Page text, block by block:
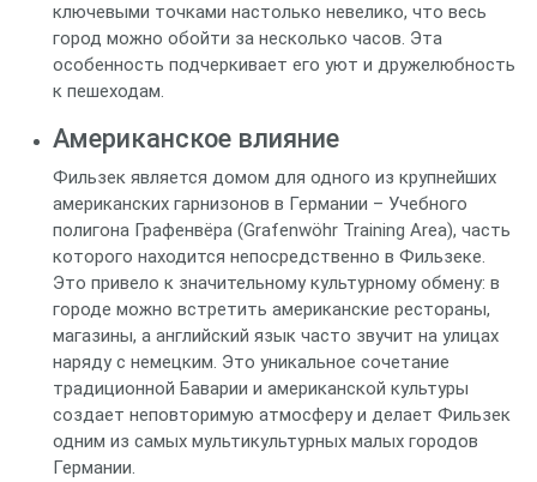
ключевыми точками настолько невелико, что весь
город можно обойти за несколько часов. Эта
особенность подчеркивает его уют и дружелюбность
к пешеходам.
Американское влияние
Фильзек является домом для одного из крупнейших
американских гарнизонов в Германии – Учебного
полигона Графенвёра (Grafenwöhr Training Area), часть
которого находится непосредственно в Фильзеке.
Это привело к значительному культурному обмену: в
городе можно встретить американские рестораны,
магазины, а английский язык часто звучит на улицах
наряду с немецким. Это уникальное сочетание
традиционной Баварии и американской культуры
создает неповторимую атмосферу и делает Фильзек
одним из самых мультикультурных малых городов
Германии.